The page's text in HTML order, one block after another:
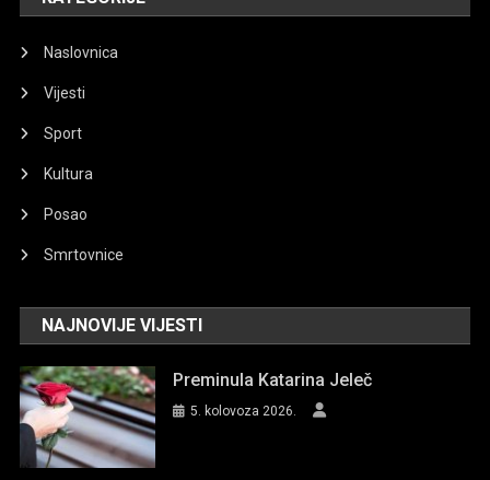
Naslovnica
Vijesti
Sport
Kultura
Posao
Smrtovnice
NAJNOVIJE VIJESTI
Preminula Katarina Jeleč
5. kolovoza 2026.